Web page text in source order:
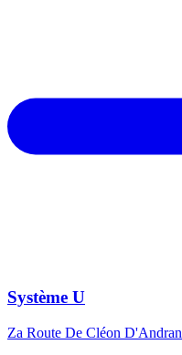
Système U
Za Route De Cléon D'Andran